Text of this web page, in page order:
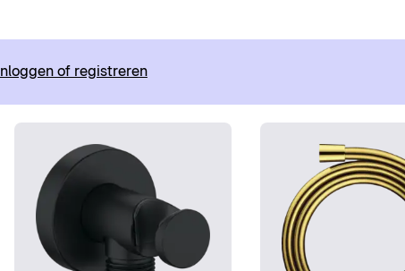
Inloggen of registreren